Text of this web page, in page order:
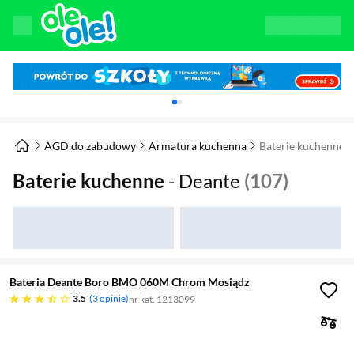
Karuzela z banerami, aktualny element 1 z
AGD do zabudowy Armatura kuchenna Baterie kuchenne
Baterie kuchenne - Deante (107)
Bateria Deante Boro BMO 060M Chrom Mosiądz
3.5
3.5 gwiazdek 3 opinie nr kat. 1213099